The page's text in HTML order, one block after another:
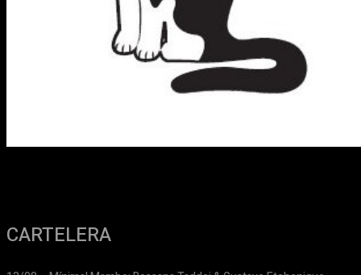
CARTELERA